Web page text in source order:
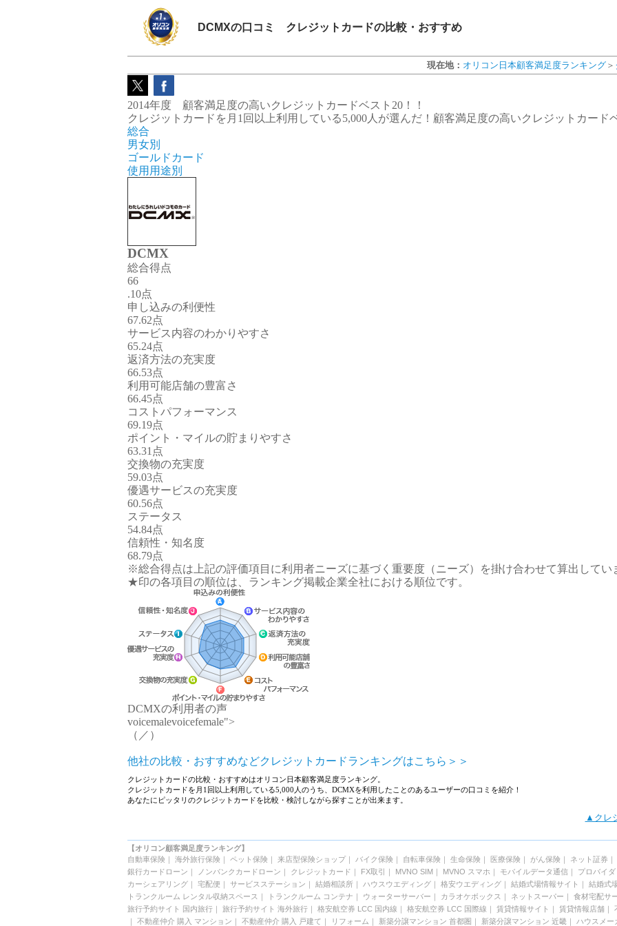
DCMXの口コミ クレジットカードの比較・おすすめ
現在地： オリコン日本顧客満足度ランキング＞
2014年度 顧客満足度の高いクレジットカードベスト20！！
クレジットカードを月1回以上利用している5,000人が選んだ！顧客満足度の高いクレジットカード
総合
男女別
ゴールドカード
使用用途別
DCMX
総合得点
66
.10点
申し込みの利便性
67.62点
サービス内容のわかりやすさ
65.24点
返済方法の充実度
66.53点
利用可能店舗の豊富さ
66.45点
コストパフォーマンス
69.19点
ポイント・マイルの貯まりやすさ
63.31点
交換物の充実度
59.03点
優遇サービスの充実度
60.56点
ステータス
54.84点
信頼性・知名度
68.79点
※総合得点は上記の評価項目に利用者ニーズに基づく重要度（ニーズ）を掛け合わせて算出してい
★印の各項目の順位は、ランキング掲載企業全社における順位です。
DCMXの利用者の声
voicemalevoicefemale">
（ ／ ）
他社の比較・おすすめなどクレジットカードランキングはこちら＞＞
クレジットカードの比較・おすすめはオリコン日本顧客満足度ランキング。
クレジットカードを月1回以上利用している5,000人のうち、DCMXを利用したことのあるユーザーの口コミを紹介！
あなたにピッタリのクレジットカードを比較・検討しながら探すことが出来ます。
▲クレ
【オリコン顧客満足度ランキング】
自動車保険｜ 海外旅行保険｜ ペット保険｜ 来店型保険ショップ｜ バイク保険｜ 自転車保険｜ 生命保険｜ 医療保険｜ がん保険｜ ネット証券 ｜
銀行カードローン ｜ ノンバンクカードローン ｜ クレジットカード ｜ FX取引 ｜ MVNO SIM｜ MVNO スマホ ｜ モバイルデータ通信｜ プロバイダ
カーシェアリング｜ 宅配便 ｜ サービスステーション ｜ 結婚相談所｜ ハウスウエディング｜ 格安ウエディング｜ 結婚式場情報サイト ｜ 結婚式
トランクルーム レンタル収納スペース ｜ トランクルーム コンテナ ｜ ウォーターサーバー ｜ カラオケボックス ｜ ネットスーパー ｜ 食材宅配サ
旅行予約サイト 国内旅行｜ 旅行予約サイト 海外旅行｜ 格安航空券 LCC 国内線 ｜ 格安航空券 LCC 国際線 ｜ 賃貸情報サイト ｜ 賃貸情報店舗 ｜
｜ 不動産仲介 購入 マンション ｜ 不動産仲介 購入 戸建て ｜ リフォーム ｜ 新築分譲マンション 首都圏 ｜ 新築分譲マンション 近畿｜ ハウスメー